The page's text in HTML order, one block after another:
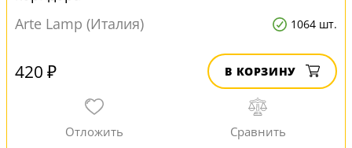
Arte Lamp (Италия)
1064 шт.
420 ₽ В КОРЗИНУ